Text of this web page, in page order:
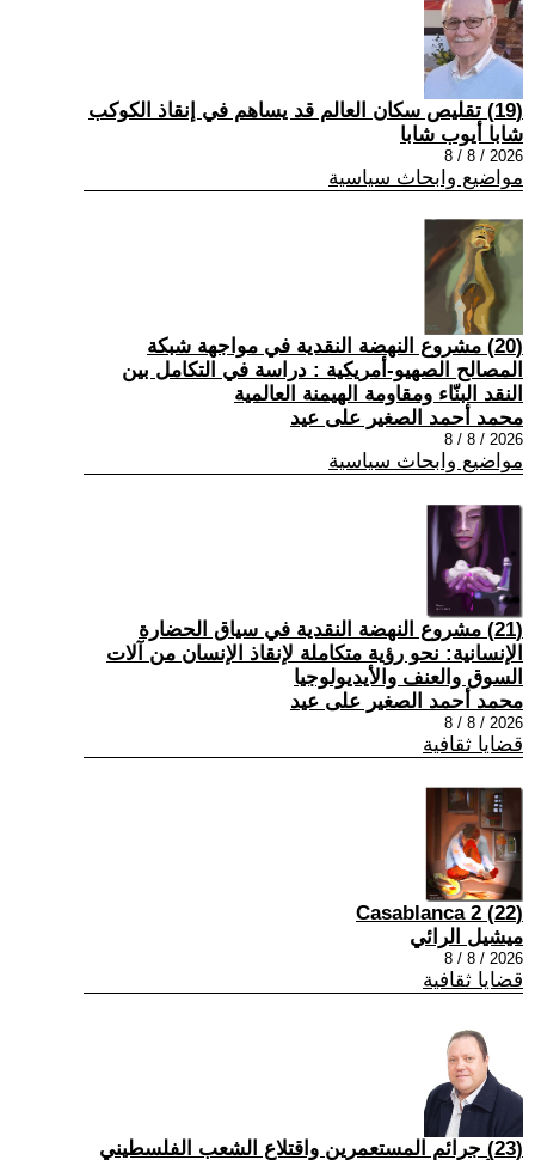
(19) تقليص سكان العالم قد يساهم في إنقاذ الكوكب
شابا أيوب شابا
2026 / 8 / 8
مواضيع وابحاث سياسية
(20) مشروع النهضة النقدية في مواجهة شبكة
المصالح الصهيو-أمريكية : دراسة في التكامل بين
النقد البنّاء ومقاومة الهيمنة العالمية
محمد أحمد الصغير على عيد
2026 / 8 / 8
مواضيع وابحاث سياسية
(21) مشروع النهضة النقدية في سياق الحضارة
الإنسانية: نحو رؤية متكاملة لإنقاذ الإنسان من آلات
السوق والعنف والأيديولوجيا
محمد أحمد الصغير على عيد
2026 / 8 / 8
قضايا ثقافية
(22) Casablanca 2
ميشيل الرائي
2026 / 8 / 8
قضايا ثقافية
(23) جرائم المستعمرين واقتلاع الشعب الفلسطيني